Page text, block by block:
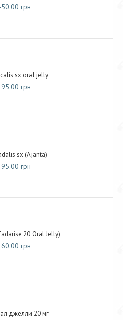
грн
sx oral jelly
грн
sx (Ajanta)
грн
20 Oral Jelly)
грн
джелли 20 мг